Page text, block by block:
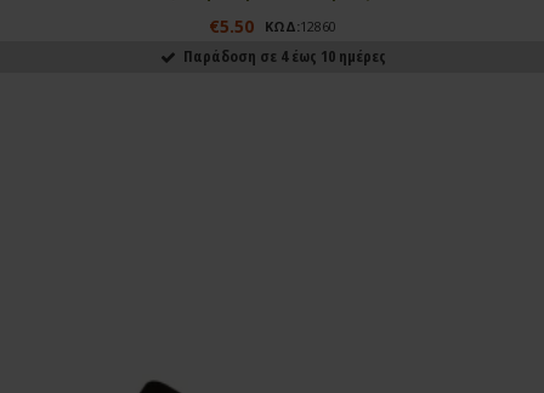
€5.50 ΚΩΔ:12860
Παράδοση σε 4 έως 10 ημέρες